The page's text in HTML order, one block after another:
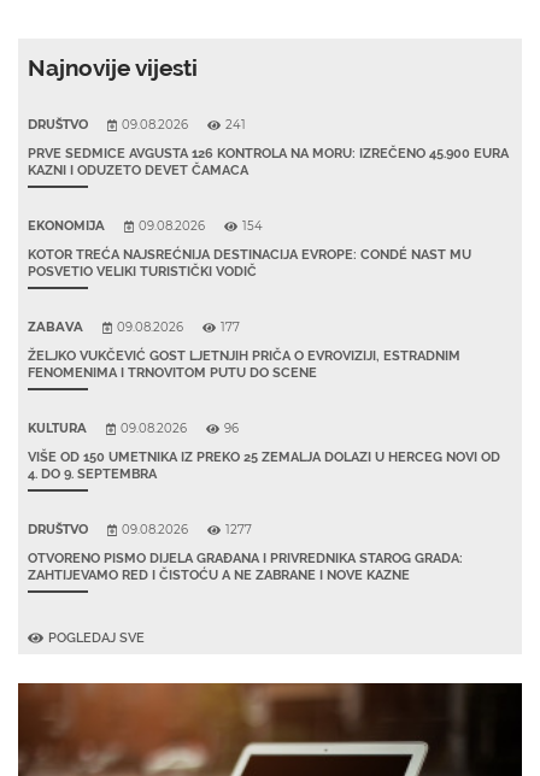
Najnovije vijesti
DRUŠTVO 09.08.2026 241
PRVE SEDMICE AVGUSTA 126 KONTROLA NA MORU: IZREČENO 45.900 EURA
KAZNI I ODUZETO DEVET ČAMACA
EKONOMIJA 09.08.2026 154
KOTOR TREĆA NAJSREĆNIJA DESTINACIJA EVROPE: CONDÉ NAST MU
POSVETIO VELIKI TURISTIČKI VODIČ
ZABAVA 09.08.2026 177
ŽELJKO VUKČEVIĆ GOST LJETNJIH PRIČA O EVROVIZIJI, ESTRADNIM
FENOMENIMA I TRNOVITOM PUTU DO SCENE
KULTURA 09.08.2026 96
VIŠE OD 150 UMETNIKA IZ PREKO 25 ZEMALJA DOLAZI U HERCEG NOVI OD
4. DO 9. SEPTEMBRA
DRUŠTVO 09.08.2026 1277
OTVORENO PISMO DIJELA GRAĐANA I PRIVREDNIKA STAROG GRADA:
ZAHTIJEVAMO RED I ČISTOĆU A NE ZABRANE I NOVE KAZNE
POGLEDAJ SVE